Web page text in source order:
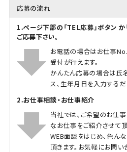
応募の流れ
1.ページ下部の「TEL応募」ボタン か
ご応募下さい。
お電話の場合はお仕事
受付が行えます。
かんたん応募の場合は氏
ス、生年月日を入力するだ
2.お仕事相談・お仕事紹介
当社では、ご希望のお仕
なお仕事をご紹介させて頂
WEB面談をはじめ、色ん
頂きます。お気軽にお問い